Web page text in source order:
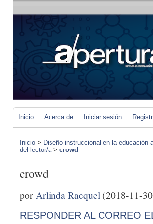
Inicio Acerca de Iniciar sesión
Inicio > Diseño instruccional en la educación
del lector/a> crowd
crowd
por Arlinda Racquel (2018-11-
RESPONDER AL CORREO